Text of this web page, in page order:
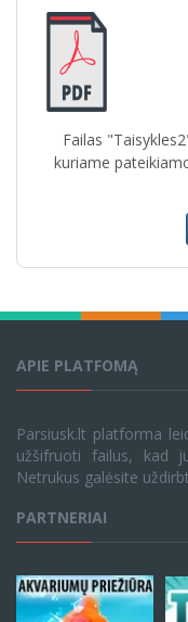
Failas
kuriame
APIE PLATFOMĄ
Parsiusk.lt platforma
užšifruoti failus, kad
Netrukus galėsite
PARTNERIAI